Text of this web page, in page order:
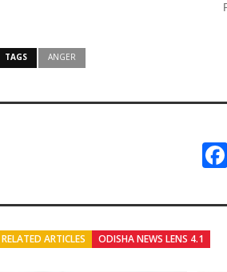
TAGS ANGER
RELATED ARTICLES ODISHA NEWS LENS 4.1